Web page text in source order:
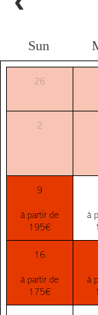
Sun
26
2
9
à partir de
195€
à
16
à partir de
175€
à